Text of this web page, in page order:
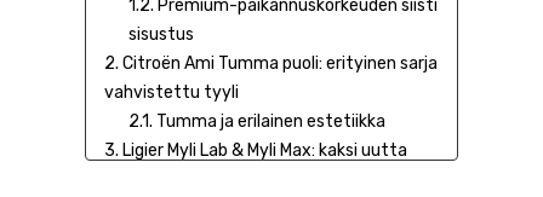
1.2. Premium-paikannuskorkeuden siisti
sisustus
2. Citroën Ami Tumma puoli: erityinen sarja
vahvistettu tyyli
2.1. Tumma ja erilainen estetiikka
3. Ligier Myli Lab & Myli Max: kaksi uutta